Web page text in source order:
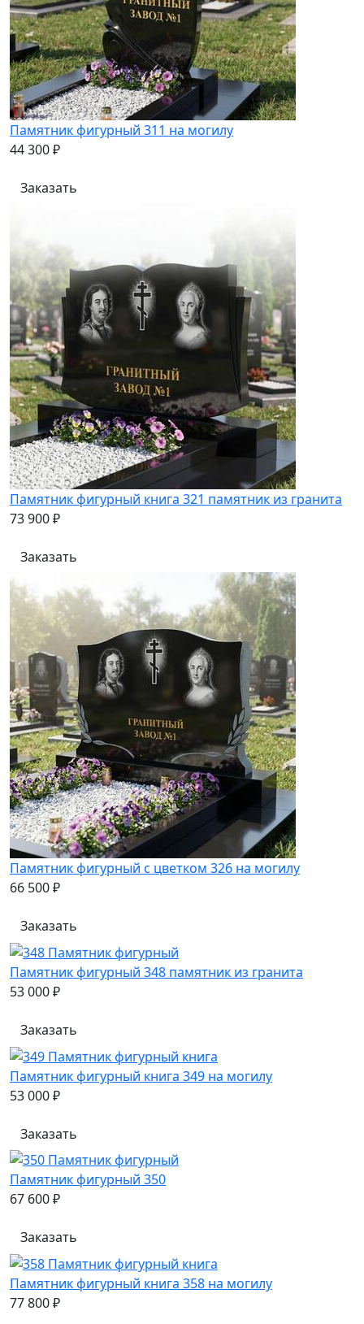
Памятник фигурный 311 на могилу
44 300 ₽
Заказать
Памятник фигурный книга 321 памятник из гранита
73 900 ₽
Заказать
Памятник фигурный с цветком 326 на могилу
66 500 ₽
Заказать
Памятник фигурный 348 памятник из гранита
53 000 ₽
Заказать
Памятник фигурный книга 349 на могилу
53 000 ₽
Заказать
Памятник фигурный 350
67 600 ₽
Заказать
Памятник фигурный книга 358 на могилу
77 800 ₽